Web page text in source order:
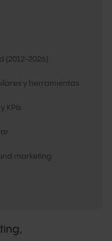
(2012-2026)
y herramientas
KPIs
marketing